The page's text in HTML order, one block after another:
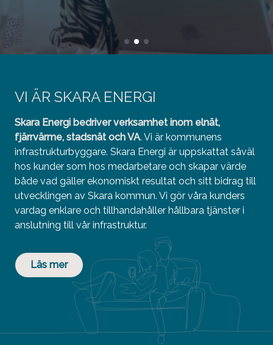
VI ÄR SKARA ENERGI
Skara Energi bedriver verksamhet inom elnät,
fjärrvärme, stadsnät och VA. Vi är kommunens
infrastrukturbyggare. Skara Energi är uppskattat såväl
hos kunder som hos medarbetare och skapar värde
både vad gäller ekonomiskt resultat och sitt bidrag till
utvecklingen av Skara kommun. Vi gör våra kunders
vardag enklare och tillhandahåller hållbara tjänster i
anslutning till vår infrastruktur.
Läs mer